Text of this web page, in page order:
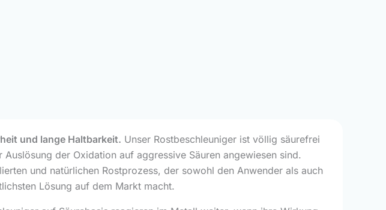
und lange Haltbarkeit. Unser Rostbeschleuniger ist völlig säurefrei
der Oxidation auf aggressive Säuren angewiesen sind.
und natürlichen Rostprozess, der sowohl den Anwender als auch
Lösung auf dem Markt macht.